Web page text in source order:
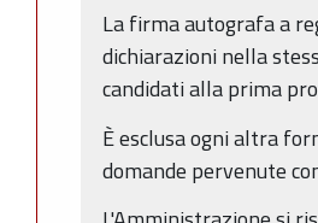
La firma autografa a
dichiarazioni nella
candidati alla prima
È esclusa ogni altra
domande pervenute